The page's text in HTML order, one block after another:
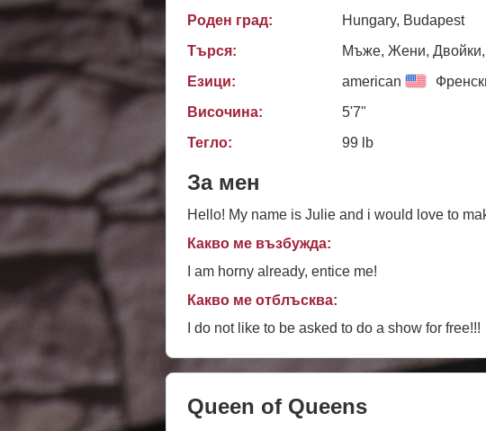
Роден град:
Hungary, Budapest
Търся:
Мъже, Жени, Двойки,
Езици:
american
Височина:
5'7"
Тегло:
99 lb
За мен
Hello! My name is Julie and i would love to
Какво ме възбужда:
I am horny already, entice me!
Какво ме отблъсква:
I do not like to be asked to do a show for free!!!
Queen of Queens